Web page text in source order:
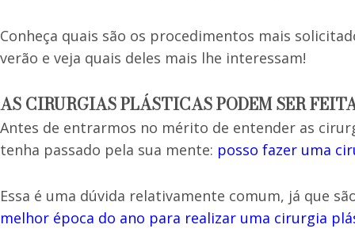
Conheça quais são os procedimentos mais
verão e veja quais deles mais lhe interessam!
AS CIRURGIAS PLÁSTICAS PODEM SER
Antes de entrarmos no mérito de entender as
tenha passado pela sua mente: posso fazer uma
Essa é uma dúvida relativamente comum, já que
melhor época do ano para realizar uma cirurgia